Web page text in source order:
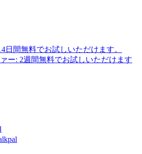
日間無料でお試しいただけます。
ー: 2週間無料でお試しいただけます